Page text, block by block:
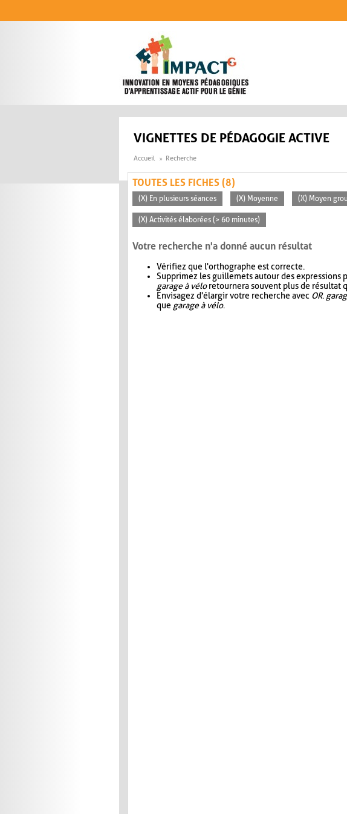
VIGNETTES DE PÉDAGOGIE ACTIVE
Accueil Recherche
TOUTES LES FICHES (8)
(X) En plusieurs séances (X) Moyenne (X) Moyen
(X) Activités élaborées (> 60 minutes)
Votre recherche n'a donné aucun résultat
Vérifiez que l'orthographe est correcte.
Supprimez les guillemets autour des expressions
garage à véloretournera souvent plus de résultat
Envisagez d'élargir votre recherche avec OR.
que garage à vélo.